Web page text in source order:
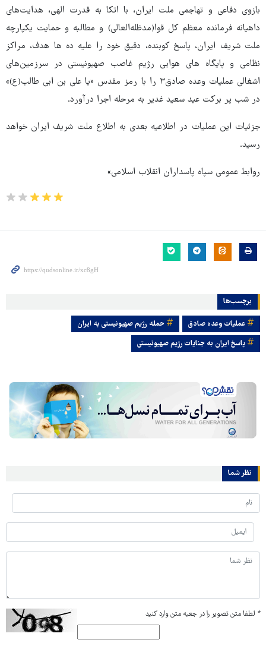
بازوی دفاعی و تهاجمی ملت ایران، با اتکا به قدرت الهی، هدایت‌های
داهیانه فرمانده معظم کل قوا(مدظله‌العالی) و مطالبه و حمایت یکپارچه
ملت شریف ایران، پاسخ کوبنده، دقیق خود را علیه ده ها هدف، مراکز
نظامی و پایگاه های هوایی رژیم غاصب صهیونیستی در سرزمین‌های
اشغالی عملیات وعده صادق۳ را با رمز مقدس «یا علی بن ابی طالب(ع)»
در شب پر برکت عید سعید غدیر به مرحله اجرا درآورد.
جزئیات این عملیات در اطلاعیه بعدی به اطلاع ملت شریف ایران خواهد
رسید.
روابط عمومی سپاه پاسداران انقلاب اسلامی»
برچسب‌ها
عملیات وعده صادق
حمله رژیم صهیونیستی به ایران
پاسخ ایران به جنایات رژیم صهیونیستی
نظر شما
* لطفا متن تصویر را در جعبه متن وارد کنید